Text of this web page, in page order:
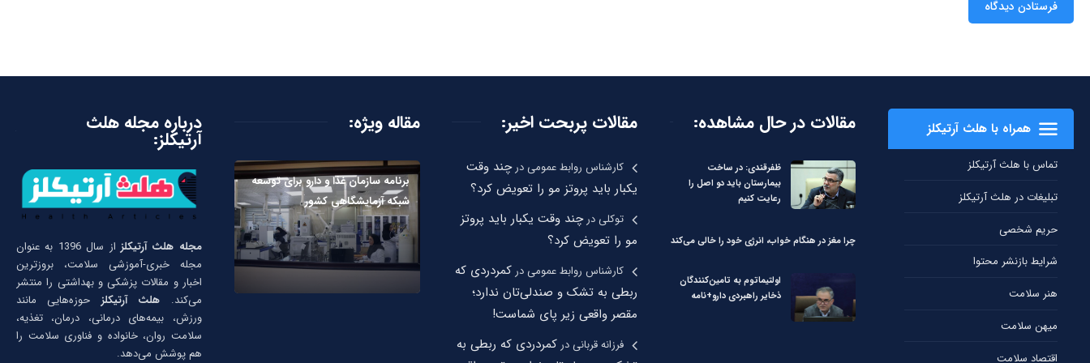
همراه با هلث آرتیکلز
تماس با هلث آرتیکلز
تبلیغات در هلث آرتیکلز
حریم شخصی
شرایط بازنشر محتوا
هنر سلامت
میهن سلامت
اقتصاد سلامت
مقالات در حال مشاهده:
ظفرقندی: در ساخت
بیمارستان باید دو اصل را
رعایت کنیم
چرا مغز در هنگام خواب، انرژی خود را خالی می‌کند
اولتیماتوم به تامین‌کنندگان
ذخایر راهبردی دارو+نامه
مقالات پربحت اخیر:
کارشناس روابط عمومیدرچند وقت
یکبار باید پروتز مو را تعویض کرد؟
توکلیدرچند وقت یکبار باید پروتز
مو را تعویض کرد؟
کارشناس روابط عمومیدر کمردردی که
ربطی به تشک و صندلی‌تان ندارد؛
مقصر واقعی زیر پای شماست!
فرزانه قربانیدر کمردردی که ربطی به
مقاله ویژه:
برنامه سازمان غذا و دارو برای توسعه
شبکه آزمایشگاهی کشور
درباره مجله هلث
آرتیکلز:
مجله هلث آرتیکلز
از سال 1396 به عنوان
مجله خبری-آموزشی سلامت، بروزترین
اخبار و مقالات پزشکی و بهداشتی را منتشر
می‌کند. هلث آرتیکلز حوزه‌هایی مانند
ورزش، بیمه‌های درمانی، درمان، تغذیه،
سلامت روان، خانواده و فناوری سلامت را
هم پوشش می‌دهد.